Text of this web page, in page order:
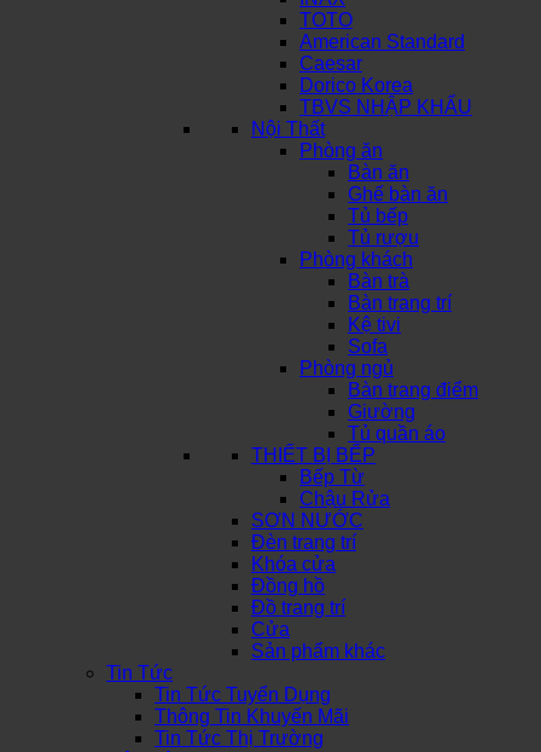
TOTO
American Standard
Caesar
Dorico Korea
TBVS NHẬP KHẨU
Nội Thất
Phòng ăn
Bàn ăn
Ghế bàn ăn
Tủ bếp
Tủ rượu
Phòng khách
Bàn trà
Bàn trang trí
Kệ tivi
Sofa
Phòng ngủ
Bàn trang điểm
Giường
Tủ quần áo
THIẾT BỊ BẾP
Bếp Từ
Chậu Rửa
SƠN NƯỚC
Đèn trang trí
Khóa cửa
Đồng hồ
Đồ trang trí
Cửa
Sản phẩm khác
Tin Tức
Tin Tức Tuyển Dụng
Thông Tin Khuyến Mãi
Tin Tức Thị Trường